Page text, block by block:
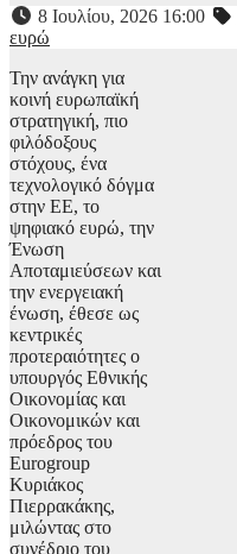
8 Ιουλίου, 2026 16:00
ευρώ
Την ανάγκη για
κοινή ευρωπαϊκή
στρατηγική, πιο
φιλόδοξους
στόχους, ένα
τεχνολογικό δόγμα
στην ΕΕ, το
ψηφιακό ευρώ, την
Ένωση
Αποταμιεύσεων και
την ενεργειακή
ένωση, έθεσε ως
κεντρικές
προτεραιότητες ο
υπουργός Εθνικής
Οικονομίας και
Οικονομικών και
πρόεδρος του
Eurogroup
Κυριάκος
Πιερρακάκης,
μιλώντας στο
συνέδριο του